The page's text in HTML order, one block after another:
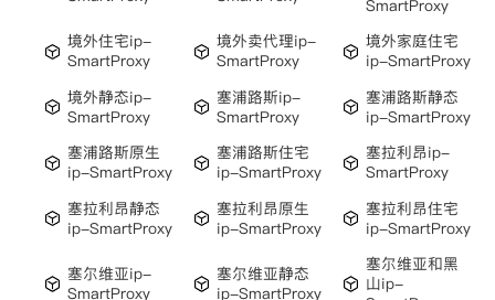
SmartProxy
境外住宅ip-
SmartProxy
境外卖代理ip-
SmartProxy
境外家庭住宅
ip-SmartProxy
境外静态ip-
SmartProxy
塞浦路斯ip-
SmartProxy
塞浦路斯静态
ip-SmartProxy
塞浦路斯原生
ip-SmartProxy
塞浦路斯住宅
ip-SmartProxy
塞拉利昂ip-
SmartProxy
塞拉利昂静态
ip-SmartProxy
塞拉利昂原生
ip-SmartProxy
塞拉利昂住宅
ip-SmartProxy
塞尔维亚ip-
SmartProxy
塞尔维亚静态
ip-SmartProxy
塞尔维亚和黑
山ip-